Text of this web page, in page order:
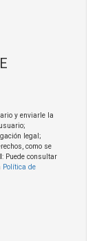
y enviarle la
legal;
como se
: Puede consultar
Política de